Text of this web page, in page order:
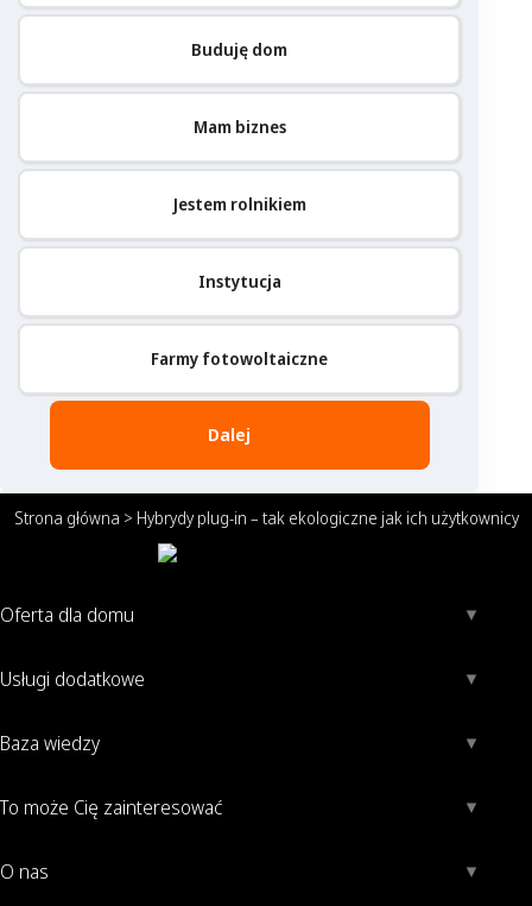
Buduję dom
Mam biznes
Jestem rolnikiem
Instytucja
Farmy fotowoltaiczne
Dalej
Strona główna > Hybrydy plug-in – tak ekologiczne jak ich użytkownicy
Oferta dla domu
Usługi dodatkowe
Baza wiedzy
To może Cię zainteresować
O nas